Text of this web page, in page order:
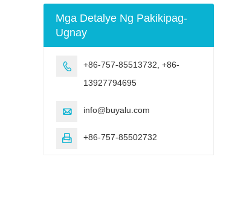
Mga Detalye Ng Pakikipag-
Ugnay

+86-757-85513732, +86-
13927794695
 info@buyalu.com
 +86-757-85502732